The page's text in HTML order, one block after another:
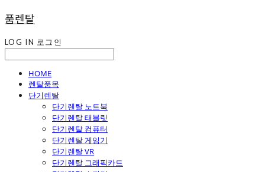
품렌탈
LOG IN 로그인
HOME
렌탈품목
단기렌탈
단기렌탈 노트북
단기렌탈 태블릿
단기렌탈 컴퓨터
단기렌탈 게임기
단기렌탈 VR
단기렌탈 그래픽카드